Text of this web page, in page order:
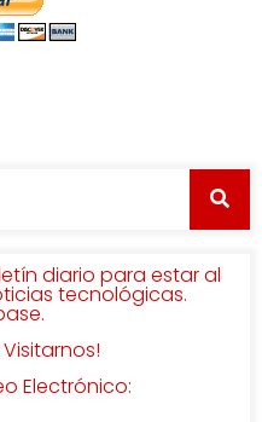
diario para estar al
tecnológicas.
Electrónico: